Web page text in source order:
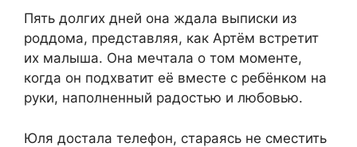
Пять долгих дней она ждала выписки из
роддома, представляя, как Артём встретит
их малыша. Она мечтала о том моменте,
когда он подхватит её вместе с ребёнком на
руки, наполненный радостью и любовью.
Юля достала телефон, стараясь не сместить